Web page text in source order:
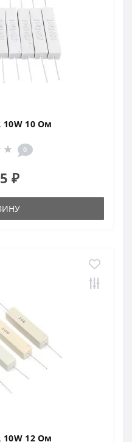
10W 10 Ом
0
₽
10W 12 Ом